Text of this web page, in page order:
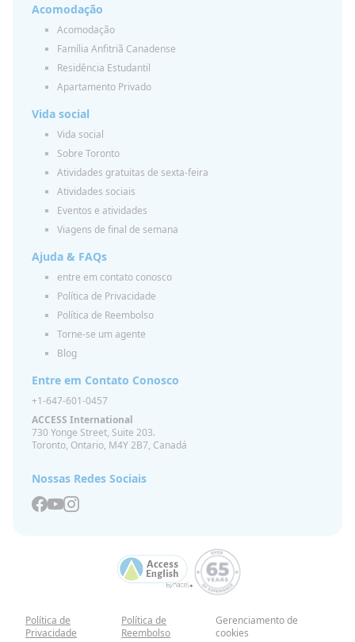
Acomodação
Acomodação
Família Anfitriã Canadense
Residência Estudantil
Apartamento Privado
Vida social
Vida social
Sobre Toronto
Atividades gratuitas de sexta-feira
Atividades sociais
Eventos e atividades
Viagens de final de semana
Ajuda & FAQs
entre em contato conosco
Política de Privacidade
Política de Reembolso
Torne-se um agente
Blog
Entre em Contato Conosco
+1-647-601-0457
ACCESS International
730 Yonge Street, Suite 203.
Toronto, Ontario, M4Y 2B7, Canadá
Nossas Redes Sociais
Política de
Privacidade
Política de
Reembolso
Gerenciamento de
cookies